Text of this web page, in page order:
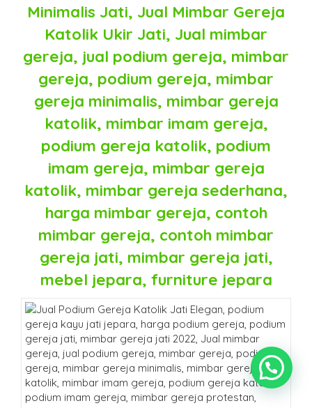
Minimalis Jati, Jual Mimbar Gereja
Katolik Ukir Jati, Jual mimbar
gereja, jual podium gereja, mimbar
gereja, podium gereja, mimbar
gereja minimalis, mimbar gereja
katolik, mimbar imam gereja,
podium gereja katolik, podium
imam gereja, mimbar gereja
katolik, mimbar gereja sederhana,
harga mimbar gereja, contoh
mimbar gereja, contoh mimbar
gereja jati, mimbar gereja jati,
mebel jepara, furniture jepara